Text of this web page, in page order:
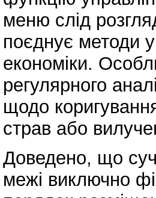
меню слід
поєднує методи
економіки.
регулярного
щодо
страв або
Доведено, що
межі виключно